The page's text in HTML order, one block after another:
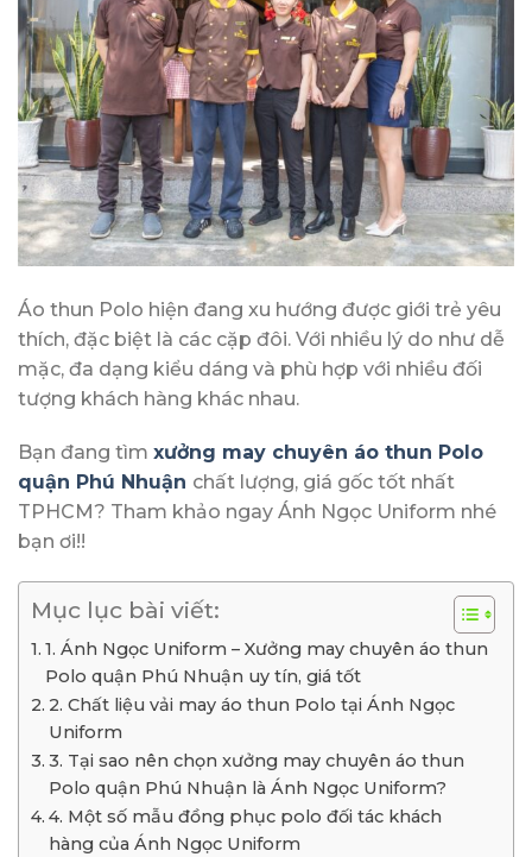
Áo thun Polo hiện đang xu hướng được giới trẻ yêu
thích, đặc biệt là các cặp đôi. Với nhiều lý do như dễ
mặc, đa dạng kiểu dáng và phù hợp với nhiều đối
tượng khách hàng khác nhau.
Bạn đang tìm xưởng may chuyên áo thun Polo
quận Phú Nhuận chất lượng, giá gốc tốt nhất
TPHCM? Tham khảo ngay Ánh Ngọc Uniform nhé
bạn ơi!!
Mục lục bài viết:
1. Ánh Ngọc Uniform – Xưởng may chuyên áo thun
Polo quận Phú Nhuận uy tín, giá tốt
2. Chất liệu vải may áo thun Polo tại Ánh Ngọc
Uniform
3. Tại sao nên chọn xưởng may chuyên áo thun
Polo quận Phú Nhuận là Ánh Ngọc Uniform?
4. Một số mẫu đồng phục polo đối tác khách
hàng của Ánh Ngọc Uniform